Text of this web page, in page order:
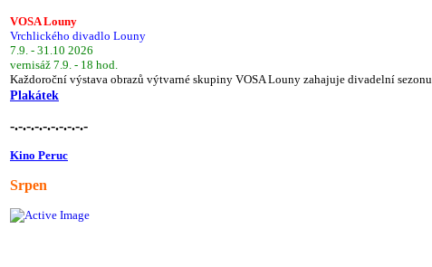
VOSA Louny
Vrchlického divadlo Louny
7.9. - 31.10 2026
vernisáž 7.9. - 18 hod.
Každoroční výstava obrazů výtvarné skupiny VOSA Louny zahajuje divadelní sezonu.
Plakátek
-.-.-.-.-.-.-.-.-.-
Kino Peruc
Srpen